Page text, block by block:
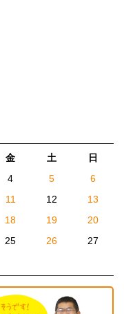
金 土
日
4 5
6
11 12
13
18 19
20
25 26
27